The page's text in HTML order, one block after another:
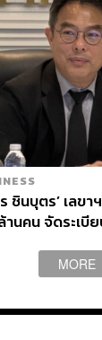
ชินบุตร’ เลขา
นคน จัดระเบี
MORE